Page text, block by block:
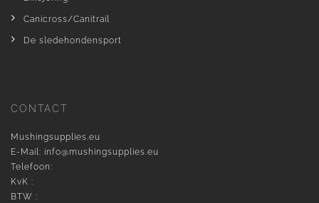
Canicross/Canitrail
De sledehondensport
CONTACT
Mushingsupplies.eu
E-Mail: info@mushingsupplies.eu
Telefoon:
KvK :
BTW :